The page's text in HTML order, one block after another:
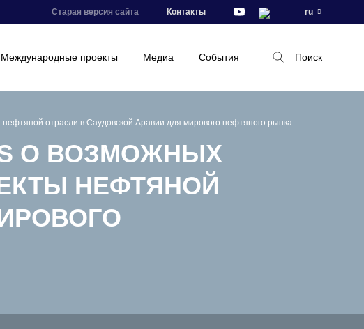
Старая версия сайта Контакты ru
Международные проекты Медиа События Поиск
отрасли в Саудовской Аравии для мирового нефтяного рынка
О ВОЗМОЖНЫХ
НЕФТЯНОЙ